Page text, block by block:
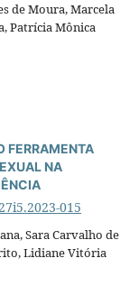
de Moura, Marcela
Patrícia Mônica
FERRAMENTA
NA
015
Sara Carvalho de
Lidiane Vitória